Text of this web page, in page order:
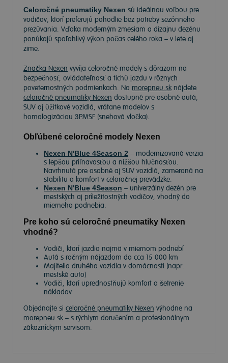
Celoročné pneumatiky Nexen sú ideálnou voľbou pre
vodičov, ktorí preferujú pohodlie bez potreby sezónneho
prezúvania. Vďaka moderným zmesiam a dizajnu dezénu
ponúkajú spoľahlivý výkon počas celého roka – v lete aj
zime.
Značka Nexen vyvíja celoročné modely s dôrazom na
bezpečnosť, ovládateľnosť a tichú jazdu v rôznych
poveternostných podmienkach. Na morepneu.sknájdete
celoročné pneumatiky Nexen dostupné pre osobné autá,
SUV aj úžitkové vozidlá, vrátane modelov s
homologizáciou 3PMSF (snehová vločka).
Obľúbené celoročné modely Nexen
Nexen N'Blue 4Season 2 – modernizovaná verzia
s lepšou priľnavosťou a nižšou hlučnosťou.
Navrhnutá pre osobné aj SUV vozidlá, zameraná na
stabilitu a komfort v celoročnej prevádzke.
Nexen N'Blue 4Season – univerzálny dezén pre
mestských aj príležitostných vodičov, vhodný do
mierneho podnebia.
Pre koho sú celoročné pneumatiky Nexen
vhodné?
Vodiči, ktorí jazdia najmä v miernom podnebí
Autá s ročným nájazdom do cca 15 000 km
Majitelia druhého vozidla v domácnosti (napr.
mestské auto)
Vodiči, ktorí uprednostňujú komfort a šetrenie
nákladov
Objednajte si celoročné pneumatiky Nexen výhodne na
morepneu.sk– s rýchlym doručením a profesionálnym
zákazníckym servisom.